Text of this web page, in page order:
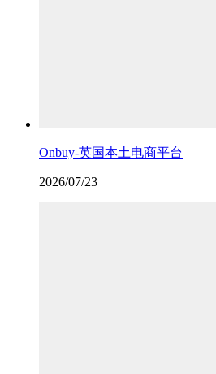
Onbuy-英国本土电商平台
2026/07/23